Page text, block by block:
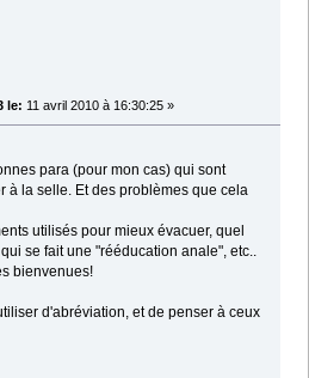
le: 11 avril 2010 à 16:30:25 »
para (pour mon cas) qui sont
à la selle. Et des problèmes que cela
utilisés pour mieux évacuer, quel
se fait une "rééducation anale", etc..
bienvenues!
d'abréviation, et de penser à ceux